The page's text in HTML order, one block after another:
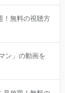
！無料の視聴方
ン」の動画を